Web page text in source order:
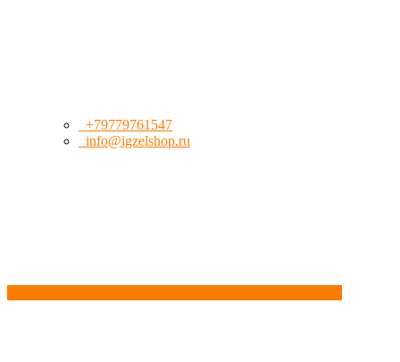
+79779761547
info@igzelshop.ru